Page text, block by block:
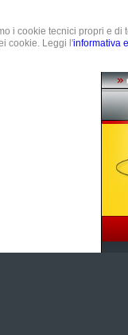
i cookie tecnici propri e di
cookie. Leggi l'informativa